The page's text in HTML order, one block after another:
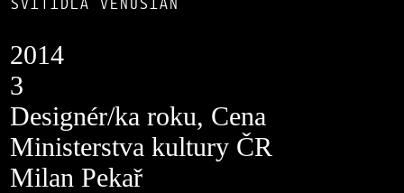
2014
3
Designér/ka roku, Cena
Ministerstva kultury ČR
Milan Pekař